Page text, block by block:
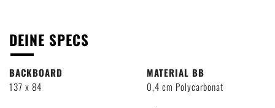
DEINE SPECS
BACKBOARD
137 x 84
MATERIAL BB
0,4 cm Polycarbonat